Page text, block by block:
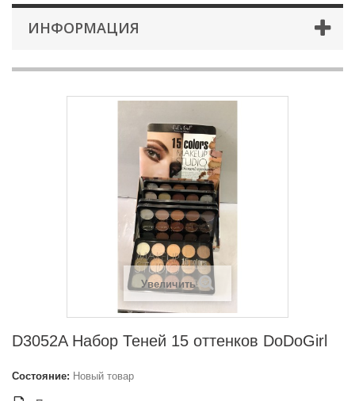
ИНФОРМАЦИЯ
Увеличить
D3052A Набор Теней 15 оттенков DoDoGirl
Состояние: Новый товар